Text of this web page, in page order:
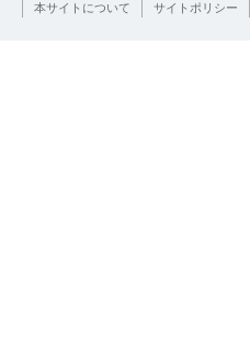
本サイトについて サイトポリシー